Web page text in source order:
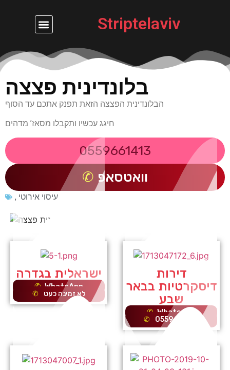
Striptelaviv
בלונדינית פצצה
הבלונדינית הפצצה הזאת תפנק אתכם עד הסוף
חיגג עכשיו ותקבלו מסאז’ מדהים
0559661413
וואטסאפ
, עיסוי אירוטי
ישראלית בגדרה
WhatsApp
לא זמינה כעט
דירות
דיסקרטיות בבאר
שבע
WhatsApp
0559661413